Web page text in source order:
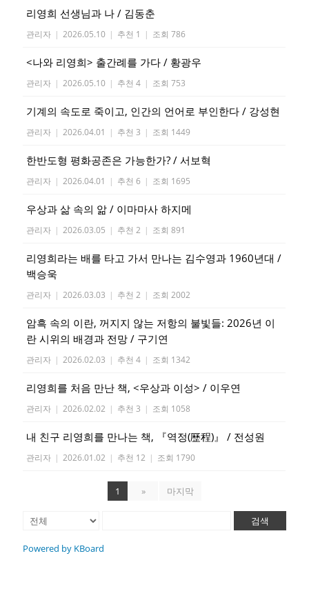
리영희 선생님과 나 / 김동춘
관리자 | 2026.05.10 | 추천 1 | 조회 786
<나와 리영희> 출간례를 가다 / 황광우
관리자 | 2026.05.10 | 추천 4 | 조회 753
기계의 속도로 죽이고, 인간의 언어로 부인한다 / 강성현
관리자 | 2026.04.01 | 추천 3 | 조회 1449
한반도형 평화공존은 가능한가? / 서보혁
관리자 | 2026.04.01 | 추천 6 | 조회 1695
우상과 삶 속의 앎 / 이마마사 하지메
관리자 | 2026.03.05 | 추천 2 | 조회 891
리영희라는 배를 타고 가서 만나는 김수영과 1960년대 /
백승욱
관리자 | 2026.03.03 | 추천 2 | 조회 2002
암흑 속의 이란, 꺼지지 않는 저항의 불빛들: 2026년 이
란 시위의 배경과 전망 / 구기연
관리자 | 2026.02.03 | 추천 4 | 조회 1342
리영희를 처음 만난 책, <우상과 이성> / 이우연
관리자 | 2026.02.02 | 추천 3 | 조회 1058
내 친구 리영희를 만나는 책, 『역정(歷程)』 / 전성원
관리자 | 2026.01.02 | 추천 12 | 조회 1790
1 » 마지막
검색
Powered by KBoard